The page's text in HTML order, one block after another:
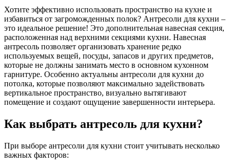
Хотите эффективно использовать пространство на кухне и
избавиться от загроможденных полок? Антресоли для кухни –
это идеальное решение! Это дополнительная навесная секция,
расположенная над верхними секциями кухни. Навесная
антресоль позволяет организовать хранение редко
используемых вещей, посуды, запасов и других предметов,
которые не должны занимать место в основном кухонном
гарнитуре. Особенно актуальны антресоли для кухни до
потолка, которые позволяют максимально задействовать
вертикальное пространство, визуально вытягивают
помещение и создают ощущение завершенности интерьера.
Как выбрать антресоль для кухни?
При выборе антресоли для кухни стоит учитывать несколько
важных факторов: